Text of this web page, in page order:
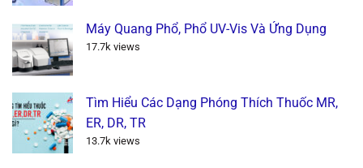
Máy Quang Phổ, Phổ UV-Vis Và Ứng Dụng
17.7k views
Tìm Hiểu Các Dạng Phóng Thích Thuốc MR,
ER, DR, TR
13.7k views